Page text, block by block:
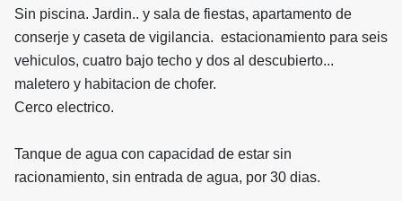
Sin piscina. Jardin.. y sala de fiestas, apartamento de
conserje y caseta de vigilancia. estacionamiento para seis
vehiculos, cuatro bajo techo y dos al descubierto...
maletero y habitacion de chofer.
Cerco electrico.
Tanque de agua con capacidad de estar sin
racionamiento, sin entrada de agua, por 30 dias.